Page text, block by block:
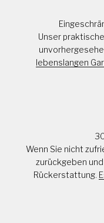
Unser
lebenslangen
Wenn Sie nicht
zurückgeben
Rückerstattung.